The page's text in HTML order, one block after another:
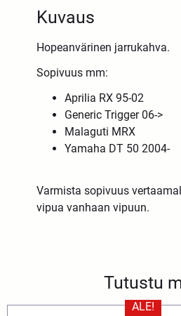
Kuvaus
Hopeanvärinen jarrukahva.
Sopivuus mm:
Aprilia RX 95-02
Generic Trigger 06->
Malaguti MRX
Yamaha DT 50 2004-
Varmista sopivuus
vipua vanhaan vipuun.
Tutustu
ALE!